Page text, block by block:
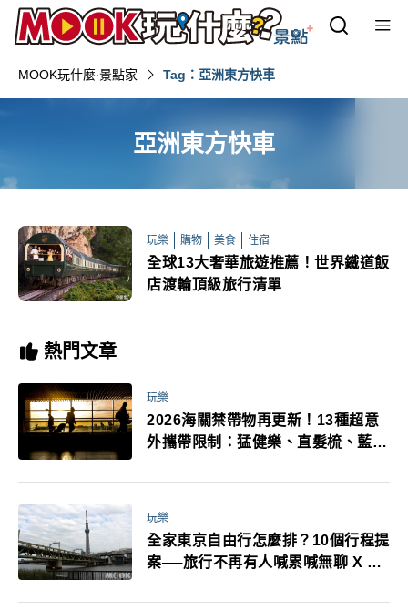
MOOK玩什麼‧景點家 Tag：亞洲東方快車
亞洲東方快車
玩樂 購物 美食 住宿
全球13大奢華旅遊推薦！世界鐵道飯
店渡輪頂級旅行清單
熱門文章
玩樂
2026海關禁帶物再更新！13種超意
外攜帶限制：猛健樂、直髮梳、藍牙
萬！注意事項一次看！
玩樂
全家東京自由行怎麼排？10個行程提
案──旅行不再有人喊累喊無聊 X 爸